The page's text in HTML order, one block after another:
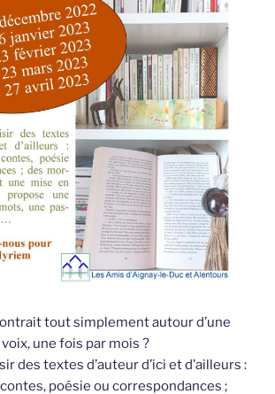
tout simplement autour d’une
une fois par mois ?
des textes d’auteur d’ici et d’ailleurs :
poésie ou correspondances ;